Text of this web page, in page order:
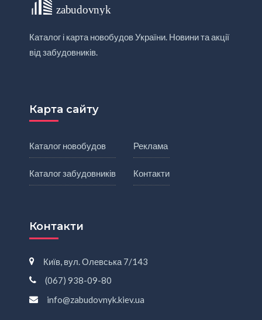
Каталог і карта новобудов України. Новини та акції
від забудовників.
Карта сайту
Каталог новобудов
Каталог забудовників
Реклама
Контакти
Контакти
Київ, вул. Олевська 7/143
(067) 938-09-80
info@zabudovnyk.kiev.ua